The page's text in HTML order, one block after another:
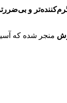
و
منجر شده که